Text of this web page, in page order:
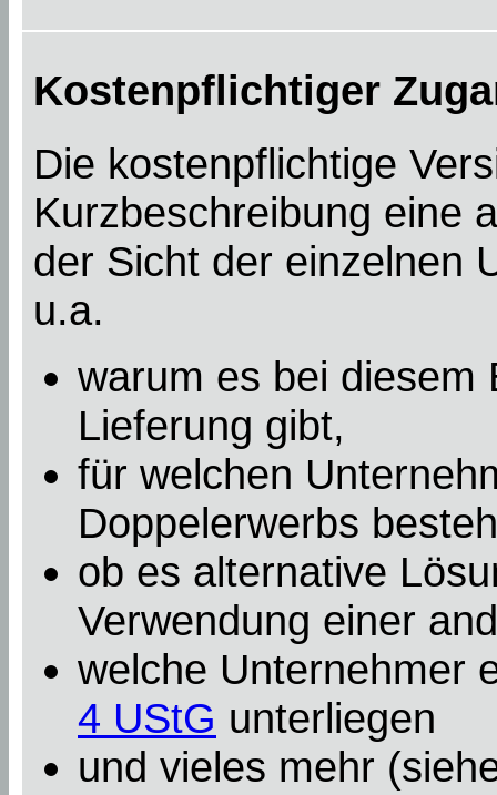
Kostenpflichtiger
Die kostenpflichtige
Kurzbeschreibung eine
der Sicht der einzelnen
u.a.
warum es bei diesem
Lieferung gibt,
für welchen
Doppelerwerbs
ob es alternative
Verwendung einer
welche Unternehmer
4 UStG unterliegen
und vieles mehr